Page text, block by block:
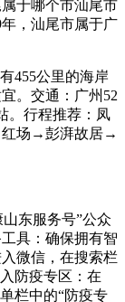
于哪个市汕尾市
，汕尾市属于广
455公里的海岸
。交通：广州52
。行程推荐：凤
场→彭湃故居→
东服务号”公众
具：确保拥有智
微信，在搜索栏
防疫专区：在
栏中的“防疫专